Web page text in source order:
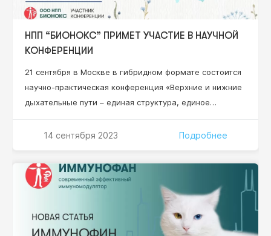
НПП “БИОНОКС” ПРИМЕТ УЧАСТИЕ В НАУЧНОЙ
КОНФЕРЕНЦИИ
21 сентября в Москве в гибридном формате состоится
научно-практическая конференция «Верхние и нижние
дыхательные пути – единая структура, единое
подходы к диагностике, лечению и профилактике
основе взаимодействия врачей различных
специальностей. Благодаря гибридному формату, в
конференции примут участие спикеры из нескольких
городов России. Мероприятие пройдет…
14 сентября 2023 Подробнее